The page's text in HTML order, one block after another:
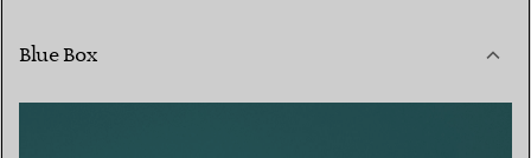
Blue Box